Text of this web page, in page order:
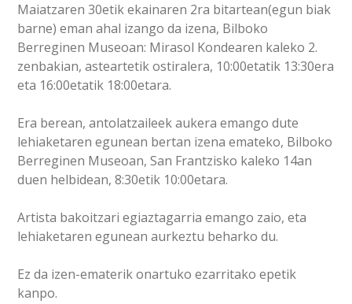
Maiatzaren 30etik ekainaren 2ra bitartean(egun biak
barne) eman ahal izango da izena, Bilboko
Berreginen Museoan: Mirasol Kondearen kaleko 2.
zenbakian, asteartetik ostiralera, 10:00etatik 13:30era
eta 16:00etatik 18:00etara.
Era berean, antolatzaileek aukera emango dute
lehiaketaren egunean bertan izena emateko, Bilboko
Berreginen Museoan, San Frantzisko kaleko 14an
duen helbidean, 8:30etik 10:00etara.
Artista bakoitzari egiaztagarria emango zaio, eta
lehiaketaren egunean aurkeztu beharko du.
Ez da izen-ematerik onartuko ezarritako epetik
kanpo.